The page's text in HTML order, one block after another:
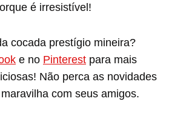
é irresistível!
cocada prestígio mineira?
e no Pinterest para mais
Não perca as novidades
com seus amigos.